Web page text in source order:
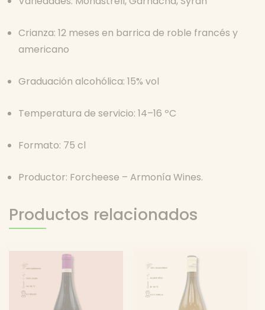
Crianza: 12 meses en barrica de roble francés y
americano
Graduación alcohólica: 15% vol
Temperatura de servicio: 14–16 ºC
Formato: 75 cl
Productor: Forcheese – Armonía Wines.
Productos relacionados